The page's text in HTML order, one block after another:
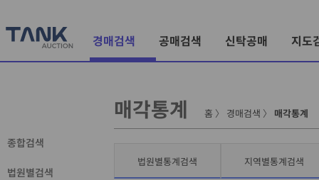
경매검색 공매검색 신탁공매 지도
종합검색
법원별검색
매각통계 홈 〉 경매검색 〉 매각통계
법원별통계검색 지역별통계검색